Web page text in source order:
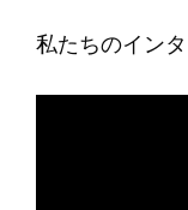
私たちのイン